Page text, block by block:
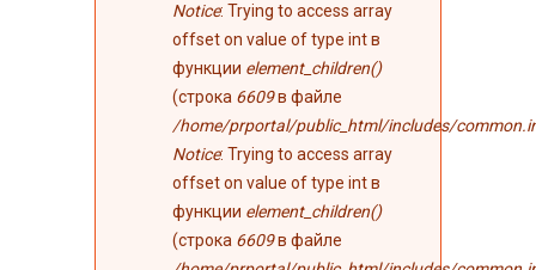
Notice: Trying to access array
offset on value of type int в
функции element_children()
(строка 6609в файле
/home/prportal/public_html/includes/
Notice: Trying to access array
offset on value of type int в
функции element_children()
(строка 6609в файле